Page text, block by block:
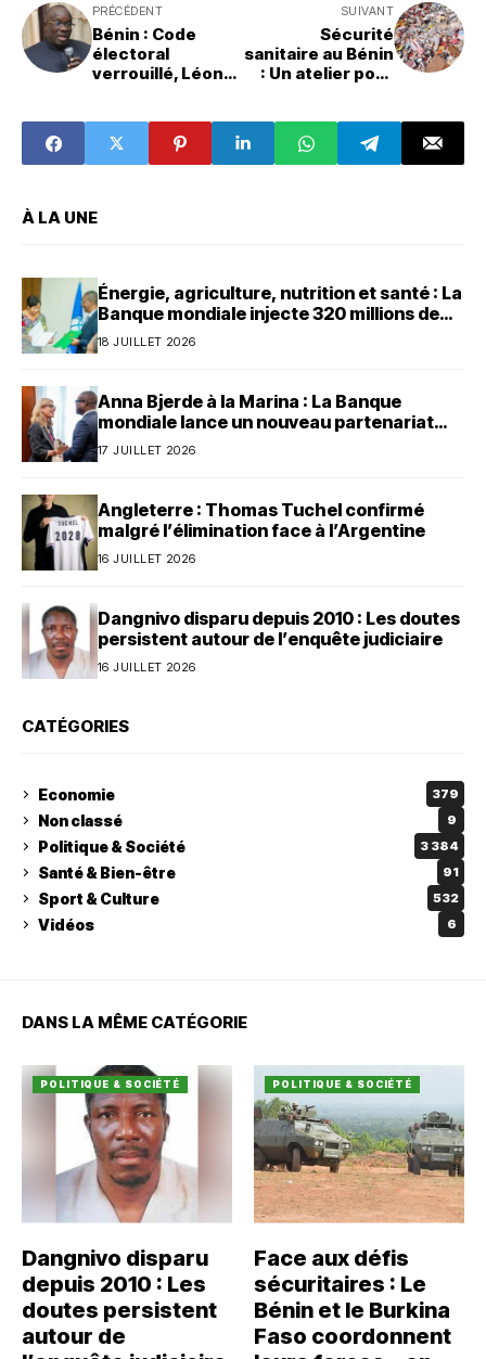
PRÉCÉDENT
Bénin : Code
électoral
verrouillé, Léon
du seuil des 20 %
SUIVANT
Sécurité
sanitaire au Bénin
: Un atelier pour
médicaments
vétérinaires
falsifiés
À LA UNE
Énergie, agriculture, nutrition et santé : La
Banque mondiale injecte 320 millions de
dollars au Bénin
18 JUILLET 2026
Anna Bjerde à la Marina : La Banque
mondiale lance un nouveau partenariat
avec le Bénin
17 JUILLET 2026
Angleterre : Thomas Tuchel confirmé
malgré l’élimination face à l’Argentine
16 JUILLET 2026
Dangnivo disparu depuis 2010 : Les doutes
persistent autour de l’enquête judiciaire
16 JUILLET 2026
CATÉGORIES
Economie 379
Non classé 9
Politique & Société 3 384
Santé & Bien-être 91
Sport & Culture 532
Vidéos 6
DANS LA MÊME CATÉGORIE
POLITIQUE & SOCIÉTÉ
Dangnivo disparu
depuis 2010 : Les
doutes persistent
autour de
POLITIQUE & SOCIÉTÉ
Face aux défis
sécuritaires : Le
Bénin et le Burkina
Faso coordonnent